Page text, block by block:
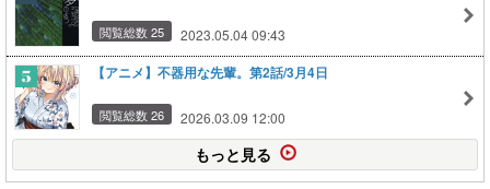
閲覧総数 25 2023.05.04 09:43
【アニメ】不器用な先輩。第2話/3月4日
閲覧総数 26 2026.03.09 12:00
もっと見る